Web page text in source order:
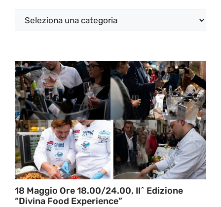
Categorie
18 Maggio Ore 18.00/24.00, II^ Edizione
“Divina Food Experience”